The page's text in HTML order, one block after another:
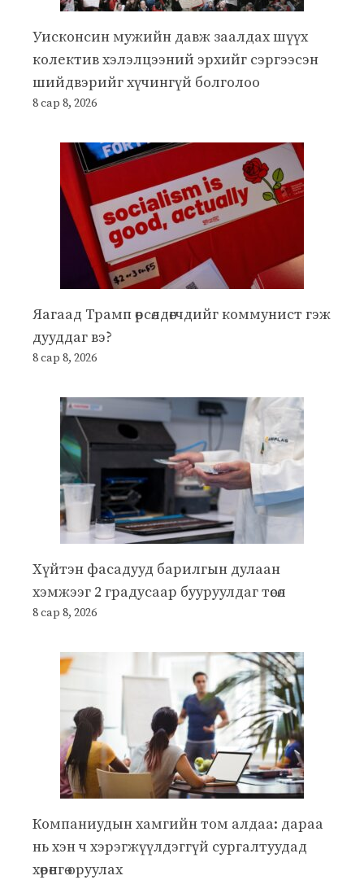
Уисконсин мужийн давж заалдах шүүх
колектив хэлэлцээний эрхийг сэргээсэн
шийдвэрийг хүчингүй болголоо
8 сар 8, 2026
Яагаад Трамп өрсөлдөгчдийг коммунист гэж
дууддаг вэ?
8 сар 8, 2026
Хүйтэн фасадууд барилгын дулаан
хэмжээг 2 градусаар бууруулдаг төсөл
8 сар 8, 2026
Компаниудын хамгийн том алдаа: дараа
нь хэн ч хэрэгжүүлдэггүй сургалтуудад
хөрөнгө оруулах